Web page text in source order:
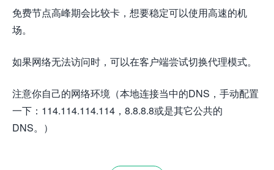
免费节点高峰期会比较卡，想要稳定可以使用高速的机
场。
如果网络无法访问时，可以在客户端尝试切换代理模式。
注意你自己的网络环境（本地连接当中的DNS，手动配置
一下：114.114.114.114，8.8.8.8或是其它公共的
DNS。）